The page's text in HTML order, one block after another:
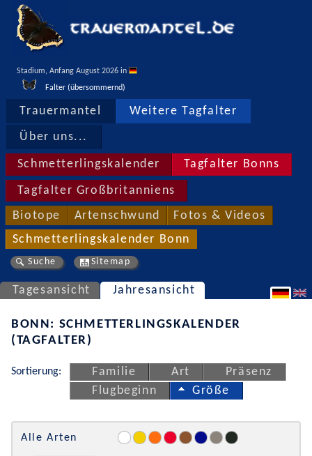
Stadium, Anfang August 2026 in
Falter (übersommernd)
Trauermantel Weitere Tagfalter
Über uns...
Schmetterlingskalender Tagfalter Bonns
Tagfalter Großbritanniens
Biotope Artenschwund Fotos & Videos
Schmetterlingskalender Bonn
Suche Sitemap
Tagesansicht Jahresansicht
BONN: SCHMETTERLINGSKALENDER
(TAGFALTER)
Sortierung: Familie Art
Präsenz
Flugbeginn
Größe
Alle Arten